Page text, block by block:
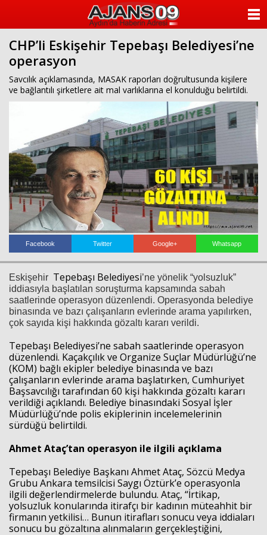
CHP’li Eskişehir Tepebaşı Belediyesi’ne
operasyon
Savcılık açıklamasında, MASAK raporları doğrultusunda kişilere
ve bağlantılı şirketlere ait mal varlıklarına el konulduğu belirtildi.
Facebook Twitter Google+ Whatsapp
Eskişehir Tepebaşı Belediyesi’ne yönelik “yolsuzluk”
iddiasıyla başlatılan soruşturma kapsamında sabah
saatlerinde operasyon düzenlendi. Operasyonda belediye
binasında ve bazı çalışanların evlerinde arama yapılırken,
çok sayıda kişi hakkında gözaltı kararı verildi.
Tepebaşı Belediyesi’ne sabah saatlerinde operasyon
düzenlendi. Kaçakçılık ve Organize Suçlar Müdürlüğü’ne
(KOM) bağlı ekipler belediye binasında ve bazı
çalışanların evlerinde arama başlatırken, Cumhuriyet
Başsavcılığı tarafından 60 kişi hakkında gözaltı kararı
verildiği açıklandı. Belediye binasındaki Sosyal İşler
Müdürlüğü’nde polis ekiplerinin incelemelerinin
sürdüğü belirtildi.
Ahmet Ataç’tan operasyon ile ilgili açıklama
Tepebaşı Belediye Başkanı Ahmet Ataç, Sözcü Medya
Grubu Ankara temsilcisi Saygı Öztürk’e operasyonla
ilgili değerlendirmelerde bulundu. Ataç, “İrtikap,
yolsuzluk konularında itirafçı bir kadının müteahhit bir
firmanın yetkilisi… Bunun itirafları sonucu veya iddiaları
sonucu bu gözaltına alınmaların gerçekleştiğini,
KATEGORİLER
ANKETLER
FOTO GALERİ
VİDEO GALERİ
KÜNYE
İLETİŞİM